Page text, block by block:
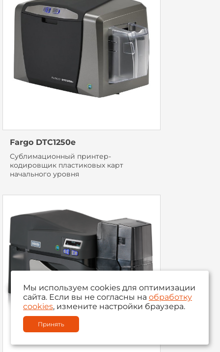
Fargo DTC1250e
Сублимационный принтер-
кодировщик пластиковых карт
начального уровня
Мы используем cookies для оптимизации
сайта. Если вы не согласны наобработку
cookies, измените настройки браузера.
Принять